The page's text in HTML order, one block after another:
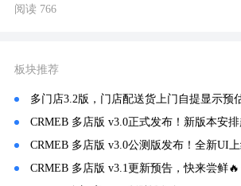
阅读 766
板块推荐
多门店3.2版，门店配送货上门自提显示预
CRMEB 多店版 v3.0正式发布！新版本安排起来啦✌✌还
CRMEB 多店版 v3.0公测版发布！全新UI
CRMEB 多店版 v3.1更新预告，快来尝鲜